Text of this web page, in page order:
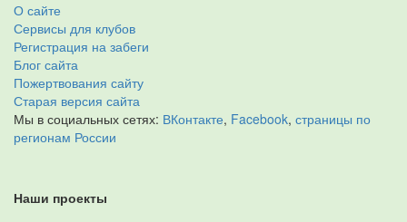
О сайте
Сервисы для клубов
Регистрация на забеги
Блог сайта
Пожертвования сайту
Старая версия сайта
Мы в социальных сетях: ВКонтакте, Facebook, страницы по
регионам России
Наши проекты